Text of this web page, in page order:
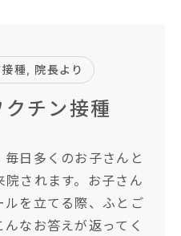
種, 院長より
チン接種
日多くのお子さんと
されます。お子さん
ルを立てる際、ふとご
なお答えが返ってく